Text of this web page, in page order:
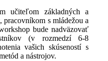
učiteľom základných a
pracovníkom s mládežou a
bude nadväzovať
(v rozmedzí 6-8
vašich skúseností s
a nástrojov.